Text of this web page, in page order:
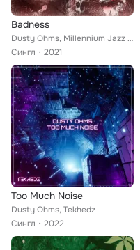
Badness
Dusty Ohms, Millennium Jazz Music
Сингл
2021
Too Much Noise
Dusty Ohms, Tekhedz
Сингл
2022